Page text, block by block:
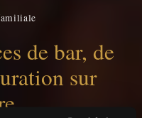
de bar, de
sur